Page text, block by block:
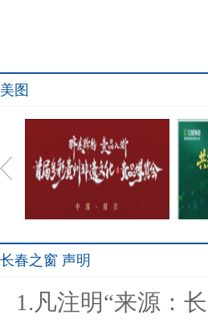
美图
彩贵州
长春之窗 声明
1.凡注明“来源：